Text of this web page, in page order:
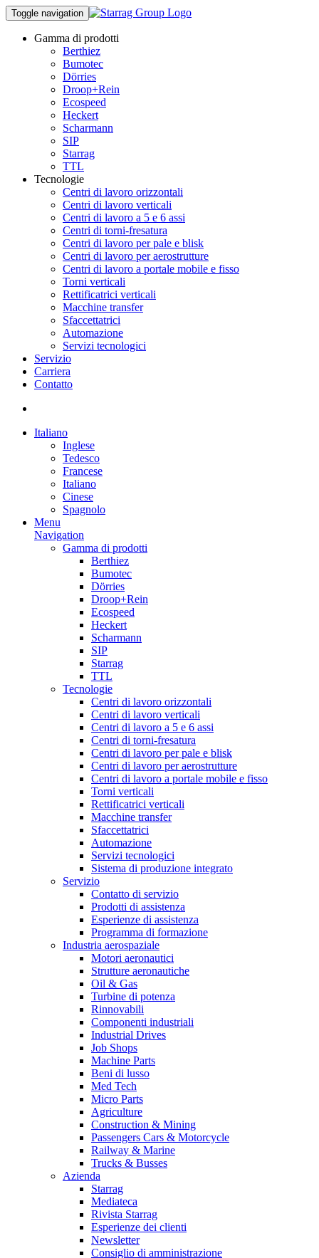
Toggle navigation
Gamma di prodotti
Berthiez
Bumotec
Dörries
Droop+Rein
Ecospeed
Heckert
Scharmann
SIP
Starrag
TTL
Tecnologie
Centri di lavoro orizzontali
Centri di lavoro verticali
Centri di lavoro a 5 e 6 assi
Centri di torni-fresatura
Centri di lavoro per pale e blisk
Centri di lavoro per aerostrutture
Centri di lavoro a portale mobile e fisso
Torni verticali
Rettificatrici verticali
Macchine transfer
Sfaccettatrici
Automazione
Servizi tecnologici
Servizio
Carriera
Contatto
Italiano
Inglese
Tedesco
Francese
Italiano
Cinese
Spagnolo
Menu
Navigation
Gamma di prodotti
Berthiez
Bumotec
Dörries
Droop+Rein
Ecospeed
Heckert
Scharmann
SIP
Starrag
TTL
Tecnologie
Centri di lavoro orizzontali
Centri di lavoro verticali
Centri di lavoro a 5 e 6 assi
Centri di torni-fresatura
Centri di lavoro per pale e blisk
Centri di lavoro per aerostrutture
Centri di lavoro a portale mobile e fisso
Torni verticali
Rettificatrici verticali
Macchine transfer
Sfaccettatrici
Automazione
Servizi tecnologici
Sistema di produzione integrato
Servizio
Contatto di servizio
Prodotti di assistenza
Esperienze di assistenza
Programma di formazione
Industria aerospaziale
Motori aeronautici
Strutture aeronautiche
Oil & Gas
Turbine di potenza
Rinnovabili
Componenti industriali
Industrial Drives
Job Shops
Machine Parts
Beni di lusso
Med Tech
Micro Parts
Agriculture
Construction & Mining
Passengers Cars & Motorcycle
Railway & Marine
Trucks & Busses
Azienda
Starrag
Mediateca
Rivista Starrag
Esperienze dei clienti
Newsletter
Consiglio di amministrazione